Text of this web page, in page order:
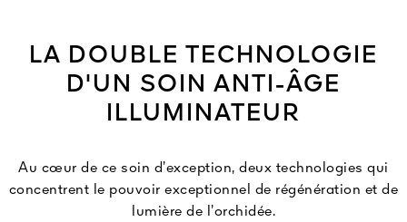
LA DOUBLE TECHNOLOGIE
D'UN SOIN ANTI-ÂGE
ILLUMINATEUR
Au cœur de ce soin d’exception, deux technologies qui
concentrent le pouvoir exceptionnel de régénération et de
lumière de l’orchidée.